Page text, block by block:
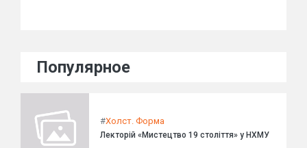
Популярное
#Холст. Форма
Лекторій «Мистецтво 19 століття» у НХМУ